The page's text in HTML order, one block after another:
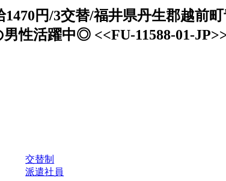
円/3交替/福井県丹生郡越前
性活躍中◎ <<FU-11588-01-
交替制
派遣社員